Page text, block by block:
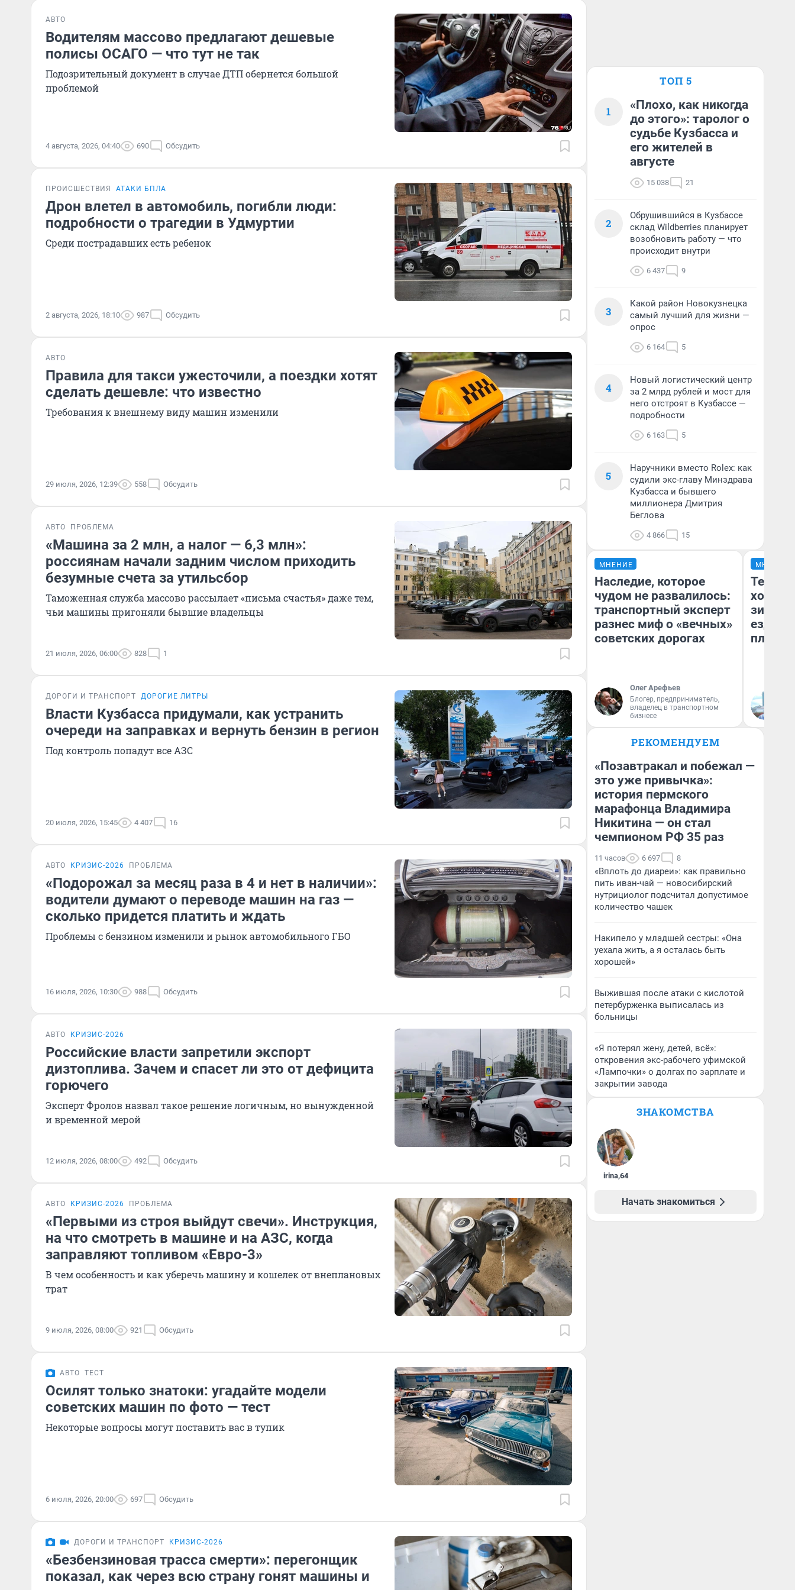
АВТО
Водителям массово предлагают дешевые
полисы ОСАГО — что тут не так
Подозрительный документ в случае ДТП обернется большой
проблемой
4 августа, 2026, 04:40 690 Обсудить
ПРОИСШЕСТВИЯ АТАКИ БПЛА
Дрон влетел в автомобиль, погибли люди:
подробности о трагедии в Удмуртии
Среди пострадавших есть ребенок
2 августа, 2026, 18:10 987 Обсудить
АВТО
Правила для такси ужесточили, а поездки хотят
сделать дешевле: что известно
Требования к внешнему виду машин изменили
29 июля, 2026, 12:39 558 Обсудить
АВТО ПРОБЛЕМА
«Машина за 2 млн, а налог — 6,3 млн»:
россиянам начали задним числом приходить
безумные счета за утильсбор
Таможенная служба массово рассылает «письма счастья» даже тем,
чьи машины пригоняли бывшие владельцы
21 июля, 2026, 06:00 828 1
ДОРОГИ И ТРАНСПОРТ ДОРОГИЕ ЛИТРЫ
Власти Кузбасса придумали, как устранить
очереди на заправках и вернуть бензин в регион
Под контроль попадут все АЗС
20 июля, 2026, 15:45 4 407 16
АВТО КРИЗИС-2026 ПРОБЛЕМА
«Подорожал за месяц раза в 4 и нет в наличии»:
водители думают о переводе машин на газ —
сколько придется платить и ждать
Проблемы с бензином изменили и рынок автомобильного ГБО
16 июля, 2026, 10:30 988 Обсудить
АВТО КРИЗИС-2026
Российские власти запретили экспорт
дизтоплива. Зачем и спасет ли это от дефицита
горючего
Эксперт Фролов назвал такое решение логичным, но вынужденной
и временной мерой
12 июля, 2026, 08:00 492 Обсудить
АВТО КРИЗИС-2026 ПРОБЛЕМА
«Первыми из строя выйдут свечи». Инструкция,
на что смотреть в машине и на АЗС, когда
заправляют топливом «Евро-3»
В чем особенность и как уберечь машину и кошелек от внеплановых
трат
9 июля, 2026, 08:00 921 Обсудить
АВТО ТЕСТ
Осилят только знатоки: угадайте модели
советских машин по фото — тест
Некоторые вопросы могут поставить вас в тупик
6 июля, 2026, 20:00 697 Обсудить
ДОРОГИ И ТРАНСПОРТ КРИЗИС-2026
«Безбензиновая трасса смерти»: перегонщик
показал, как через всю страну гонят машины и
ТОП 5
1
«Плохо, как никогда
до этого»: таролог о
судьбе Кузбасса и
его жителей в
августе
15 038 21
2
Обрушившийся в Кузбассе
склад Wildberries планирует
возобновить работу — что
происходит внутри
6 437 9
3
Какой район Новокузнецка
самый лучший для жизни —
опрос
6 164 5
4
Новый логистический центр
за 2 млрд рублей и мост для
него отстроят в Кузбассе —
подробности
6 163 5
5
Наручники вместо Rolex: как
судили экс-главу Минздрава
Кузбасса и бывшего
миллионера Дмитрия
Беглова
4 866 15
МНЕНИЕ
Наследие, которое
чудом не развалилось:
транспортный эксперт
разнес миф о «вечных»
советских дорогах
Олег Арефьев
Блогер, предприниматель,
владелец в транспортном
бизнесе
МНЕНИЕ
Тепло
зимой.
ездит
плюсы
РЕКОМЕНДУЕМ
«Позавтракал и побежал —
это уже привычка»:
история пермского
марафонца Владимира
Никитина — он стал
чемпионом РФ 35 раз
11 часов 6 697 8
«Вплоть до диареи»: как правильно
пить иван-чай — новосибирский
нутрициолог подсчитал допустимое
количество чашек
Накипело у младшей сестры: «Она
уехала жить, а я осталась быть
хорошей»
Выжившая после атаки с кислотой
петербурженка выписалась из
больницы
«Я потерял жену, детей, всё»:
откровения экс-рабочего уфимской
«Лампочки» о долгах по зарплате и
закрытии завода
ЗНАКОМСТВА
irina,64
Начать знакомиться